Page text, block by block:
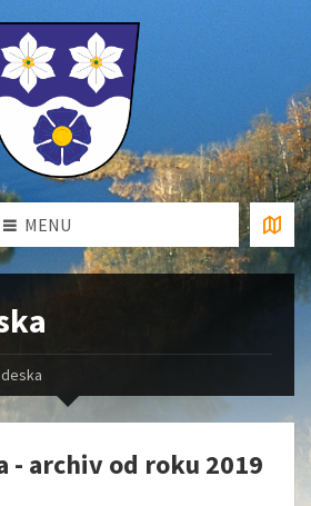
MENU
- archiv od roku 2019